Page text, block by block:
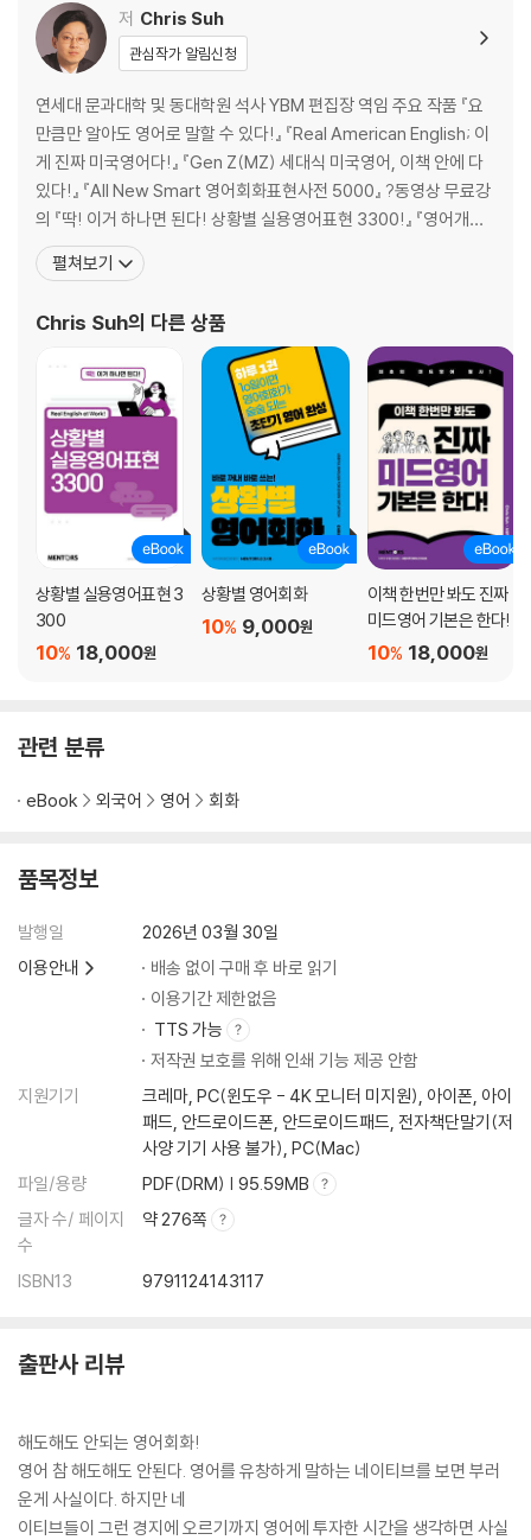
저 Chris Suh
관심작가 알림신청
연세대 문과대학 및 동대학원 석사 YBM 편집장 역임 주요 작품 『요
만큼만 알아도 영어로 말할 수 있다!』 『Real American English; 이
게 진짜 미국영어다!』 『Gen Z(MZ) 세대식 미국영어, 이책 안에 다
있다!』 『All New Smart 영어회화표현사전 5000』 ?동영상 무료강
의 『딱! 이거 하나면 된다! 상황별 실용영어표현 3300!』 『영어개념
원로 학습하는 영어회화 정답노트』 『영어문장, 이렇게 만든다! 영어
회화 암기노트』 『영어로 필사해보는 명언.명대사』 『맨처음부터 다시
펼쳐보기
Chris Suh의 다른 상품
상황별 실용영어표현 3
300
18,000원
10%
상황별 영어회화
9,000원
10%
이책 한번만 봐도 진짜
미드영어 기본은 한다!
18,000원
10%
관련 분류
eBook 외국어 영어 회화
품목정보
발행일
2026년 03월 30일
이용안내
배송 없이 구매 후 바로 읽기
이용기간 제한없음
TTS 가능
저작권 보호를 위해 인쇄 기능 제공 안함
지원기기
크레마, PC(윈도우 - 4K 모니터 미지원), 아이폰, 아이
패드, 안드로이드폰, 안드로이드패드, 전자책단말기(저
사양 기기 사용 불가), PC(Mac)
파일/용량
PDF(DRM) | 95.59MB
글자 수/ 페이지
수
약 276쪽
ISBN13 9791124143117
출판사 리뷰
해도해도 안되는 영어회화!
영어 참 해도해도 안된다. 영어를 유창하게 말하는 네이티브를 보면 부러
운게 사실이다. 하지만 네
이티브들이 그런 경지에 오르기까지 영어에 투자한 시간을 생각하면 사실